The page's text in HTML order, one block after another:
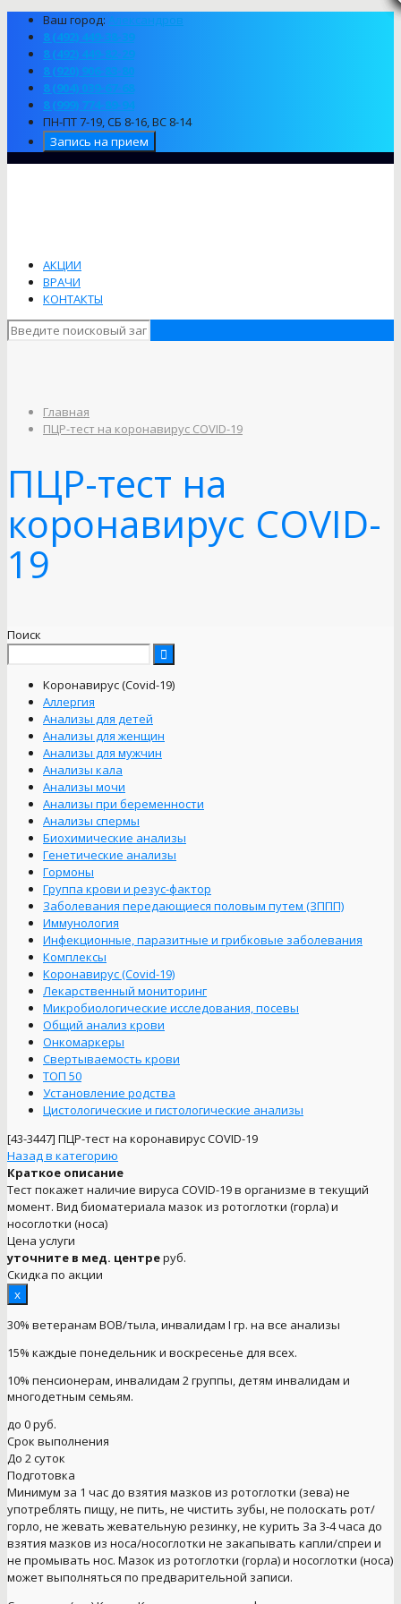
Ваш город: Александров
8 (492) 449-38-39
8 (492) 449-82-29
8 (920) 906-83-80
8 (904) 039-67-68
8 (999) 774-89-94
ПН-ПТ 7-19, СБ 8-16, ВС 8-14
Запись на прием
АКЦИИ
ВРАЧИ
КОНТАКТЫ
Главная
ПЦР-тест на коронавирус COVID-19
ПЦР-тест на
коронавирус COVID-
19
Поиск
Коронавирус (Covid-19)
Аллергия
Анализы для детей
Анализы для женщин
Анализы для мужчин
Анализы кала
Анализы мочи
Анализы при беременности
Анализы спермы
Биохимические анализы
Генетические анализы
Гормоны
Группа крови и резус-фактор
Заболевания передающиеся половым путем (ЗППП)
Иммунология
Инфекционные, паразитные и грибковые заболевания
Комплексы
Коронавирус (Covid-19)
Лекарственный мониторинг
Микробиологические исследования, посевы
Общий анализ крови
Онкомаркеры
Свертываемость крови
ТОП 50
Установление родства
Цистологические и гистологические анализы
[43-3447] ПЦР-тест на коронавирус COVID-19
Назад в категорию
Краткое описание
Тест покажет наличие вируса COVID-19 в организме в текущий
момент. Вид биоматериала мазок из ротоглотки (горла) и
носоглотки (носа)
Цена услуги
уточните в мед. центреруб.
Скидка по акции
x
30% ветеранам ВОВ/тыла, инвалидам I гр. на все анализы
15% каждые понедельник и воскресенье для всех.
10% пенсионерам, инвалидам 2 группы, детям инвалидам и
многодетным семьям.
до 0 руб.
Срок выполнения
До 2 суток
Подготовка
Минимум за 1 час до взятия мазков из ротоглотки (зева) не
употреблять пищу, не пить, не чистить зубы, не полоскать рот/
горло, не жевать жевательную резинку, не курить За 3-4 часа до
взятия мазков из носа/носоглотки не закапывать капли/спреи и
не промывать нос. Мазок из ротоглотки (горла) и носоглотки (носа)
может выполняться по предварительной записи.